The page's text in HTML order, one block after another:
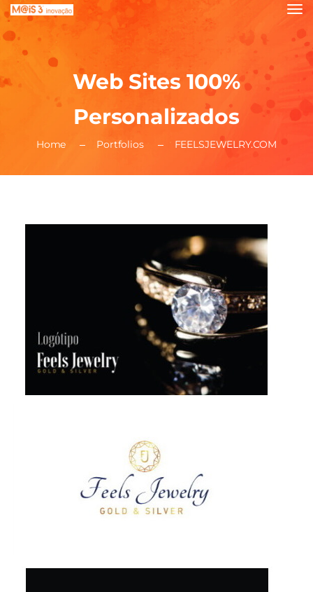
Web Sites 100%
Personalizados
Home Portfolios FEELSJEWELRY.COM